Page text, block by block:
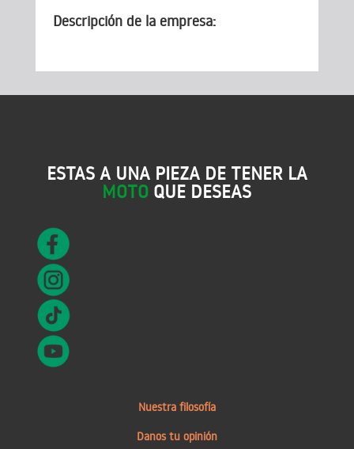
Descripción de la empresa:
ESTAS A UNA PIEZA DE TENER LA
MOTO QUE DESEAS
Nuestra filosofía
Danos tu opinión